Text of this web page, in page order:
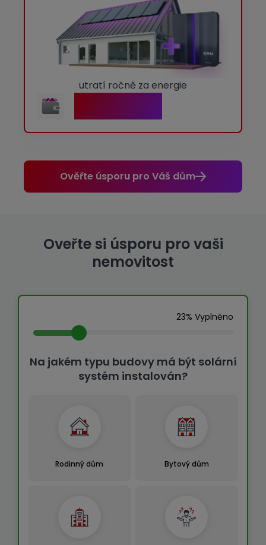
utratí ročně za energie
Ověřte úsporu pro Váš dům
Oveřte si úsporu pro vaši
nemovitost
23% Vyplněno
Na jakém typu budovy má být solární
systém instalován?
Rodinný dům Bytový dům